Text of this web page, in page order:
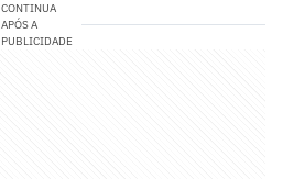
CONTINUA
APÓS A
PUBLICIDADE